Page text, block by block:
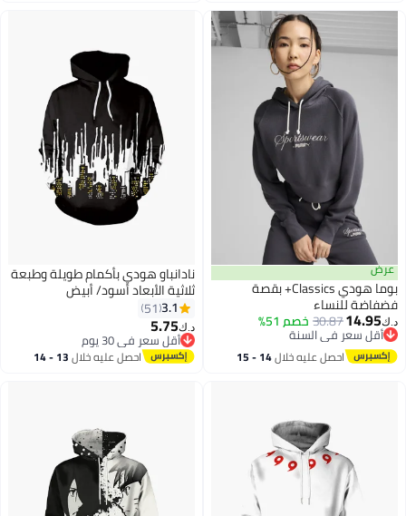
عرض
بوما هودي Classics+ بقصة
فضفاضة للنساء
د.ك‏14.95
30.87خصم 51%
أقل سعر في السنة
أقل سعر في السنة
احصل عليه خلال 14 - 15
اغسطس
5
نادانباو هودي بأكمام طويلة وطبعة
ثلاثية الأبعاد أسود/ أبيض
3.1
51
د.ك‏5.75
أقل سعر في 30 يوم
أقل سعر في 30 يوماحصل عليه خلال 13 - 14
اغسطس